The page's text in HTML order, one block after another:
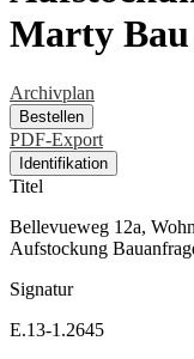
Marty
Archivplan
Bestellen
PDF-Export
Identifikation
Titel
Bellevueweg 12a,
Aufstockung
Signatur
E.13-1.2645